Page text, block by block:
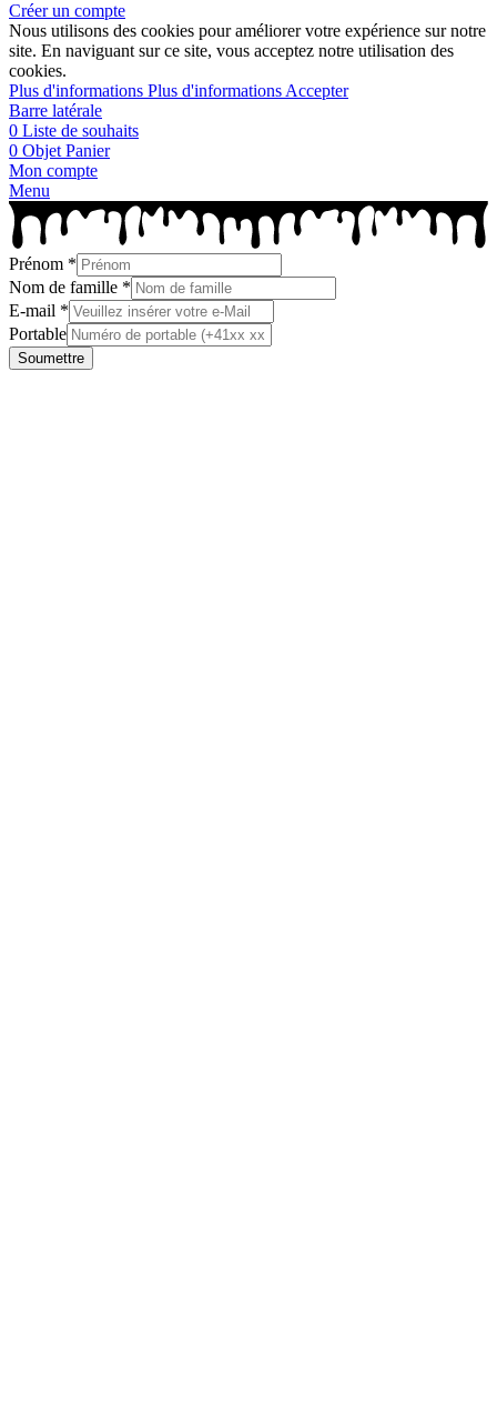
Créer un compte
Nous utilisons des cookies pour améliorer votre expérience sur notre
site. En naviguant sur ce site, vous acceptez notre utilisation des
cookies.
Plus d'informations Plus d'informations Accepter
Barre latérale
0 Liste de souhaits
0 Objet Panier
Mon compte
Menu
Prénom *
Nom de famille *
E-mail *
Portable
Soumettre